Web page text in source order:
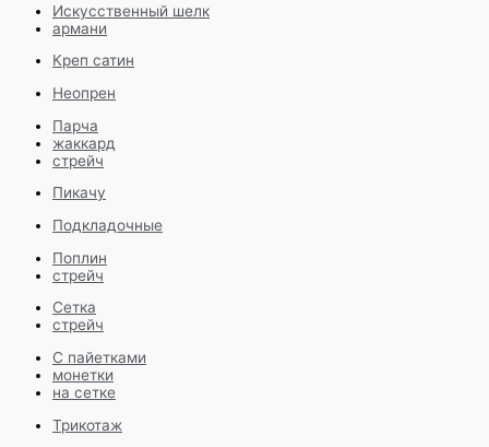
Искусственный шелк
армани
Креп сатин
Неопрен
Парча
жаккард
стрейч
Пикачу
Подкладочные
Поплин
стрейч
Сетка
стрейч
С пайетками
монетки
на сетке
Трикотаж